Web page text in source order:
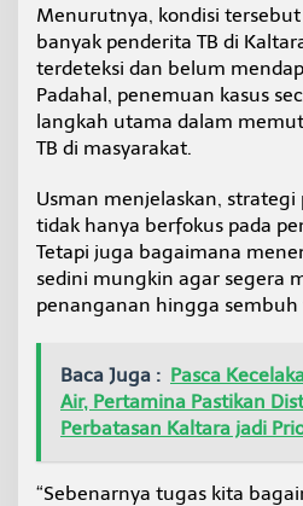
a
i
5
R
r
a
n
g
Menurutnya, kondisi
banyak penderita TB di
terdeteksi dan belum
Padahal, penemuan kasus
langkah utama dalam
TB di masyarakat.
Usman menjelaskan,
tidak hanya berfokus pada
Tetapi juga bagaimana
sedini mungkin agar segera
penanganan hingga sembuh
Baca Juga : Pasca
Air, Pertamina Pastikan
Perbatasan Kaltara jadi
“Sebenarnya tugas kita